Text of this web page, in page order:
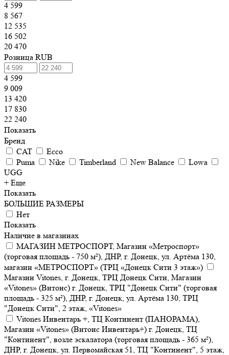
4 599
8 567
12 535
16 502
20 470
Розница RUB
4 599
9 009
13 420
17 830
22 240
Показать
Бренд
CAT
Ecco
Puma
Nike Timberland New Balance
Lowa
UGG
+ Еще
Показать
БОЛЬШИЕ РАЗМЕРЫ
Нет
Показать
Наличие в магазинах
МАГАЗИН МЕТРОСПОРТ, Магазин «Метроспорт»
(торговая площадь - 750 м²), ДНР, г. Донецк, ул. Артёма 130,
магазин «МЕТРОСПОРТ» (ТРЦ «Донецк Сити 3 этаж»)
Магазин Vitones, г. Донецк, ТРЦ Донецк Сити, Магазин
«Vitones» (Витонс) г. Донецк, ТРЦ "Донецк Сити" (торговая
площадь - 325 м²), ДНР, г. Донецк, ул. Артёма 130, ТРЦ
"Донецк Сити", 2 этаж, «Vitones»
Vitones Инвентарь +, ТЦ Континент (ПАНОРАМА),
Магазин «Vitones» (Витонс Инвентарь+) г. Донецк, ТЦ
"Континент", возле эскалатора (торговая площадь - 365 м²),
ДНР, г. Донецк, ул. Первомайская 51, ТЦ "Континент", 5 этаж,